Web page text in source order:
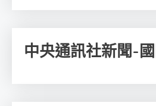
中央通訊社新聞-